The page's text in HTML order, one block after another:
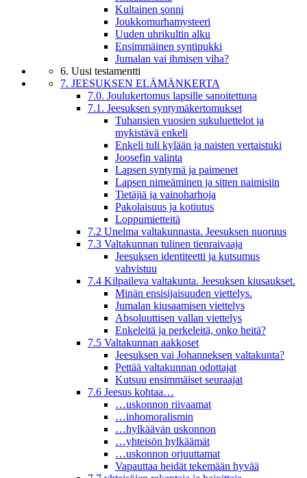
Kultainen sonni
Joukkomurhamysteeri
Uuden uhrikultin alku
Ensimmäinen syntipukki
Jumalan vai ihmisen viha?
6. Uusi testamentti
7. JEESUKSEN ELÄMÄNKERTA
7.0. Joulukertomus lapsille sanoitettuna
7.1. Jeesuksen syntymäkertomukset
Tuhansien vuosien sukuluettelot ja
mykistävä enkeli
Enkeli tuli kylään ja naisten vertaistuki
Joosefin valinta
Lapsen syntymä ja paimenet
Lapsen nimeäminen ja sitten naimisiin
Tietäjiä ja vainoharhoja
Pakolaisuus ja kotiutus
Loppumietteitä
7.2 Unelma valtakunnasta. Jeesuksen nuoruus
7.3 Valtakunnan tulinen tienraivaaja
Jeesuksen identiteetti ja kutsumus
vahvistuu
7.4 Kilpaileva valtakunta. Jeesuksen kiusaukset.
Minän ensisijaisuuden viettelys.
Jumalan kiusaamisen viettelys
Absoluuttisen vallan viettelys
Enkeleitä ja perkeleitä, onko heitä?
7.5 Valtakunnan aakkoset
Jeesuksen vai Johanneksen valtakunta?
Pettää valtakunnan odottajat
Kutsuu ensimmäiset seuraajat
7.6 Jeesus kohtaa…
…uskonnon riivaamat
…inhomoralismin
…hylkäävän uskonnon
…yhteisön hylkäämät
…uskonnon orjuuttamat
Vapauttaa heidät tekemään hyvää